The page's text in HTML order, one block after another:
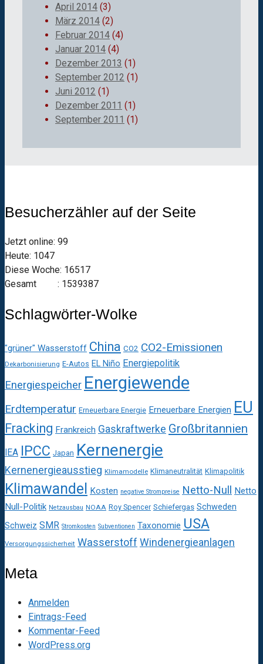
April 2014 (3)
März 2014 (2)
Februar 2014 (4)
Januar 2014 (4)
Dezember 2013 (1)
September 2012 (1)
Juni 2012 (1)
Dezember 2011 (1)
September 2011 (1)
Besucherzähler auf der Seite
Jetzt online: 99
Heute: 1047
Diese Woche: 16517
Gesamt : 1539387
Schlagwörter-Wolke
"grüner" Wasserstoff China CO2 CO2-Emissionen
Dekarbonisierung E-Autos EL Niño Energiepolitik
Energiespeicher Energiewende
Erdtemperatur Erneuerbare Energie Erneuerbare Energien EU
Fracking Frankreich Gaskraftwerke Großbritannien
IEA IPCC Japan Kernenergie
Kernenergieausstieg Klimamodelle Klimaneutralität Klimapolitik
Klimawandel Kosten negative Strompreise Netto-Null
Netto
Null-Politik Netzausbau NOAA Roy Spencer Schiefergas Schweden
Schweiz SMR Stromkosten Subventionen Taxonomie USA
Versorgungssicherheit Wasserstoff Windenergieanlagen
Meta
Anmelden
Eintrags-Feed
Kommentar-Feed
WordPress.org